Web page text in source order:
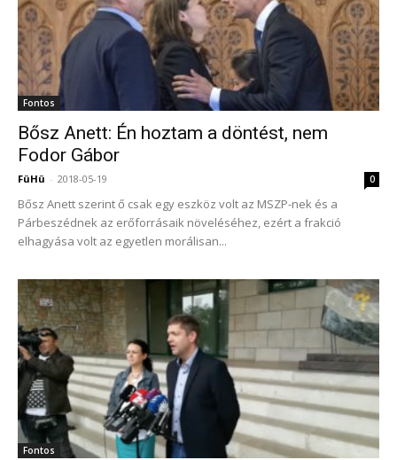
Fontos
Bősz Anett: Én hoztam a döntést, nem
Fodor Gábor
FüHü - 2018-05-19 0
Bősz Anett szerint ő csak egy eszköz volt az MSZP-nek és a
Párbeszédnek az erőforrásaik növeléséhez, ezért a frakció
elhagyása volt az egyetlen morálisan...
Fontos